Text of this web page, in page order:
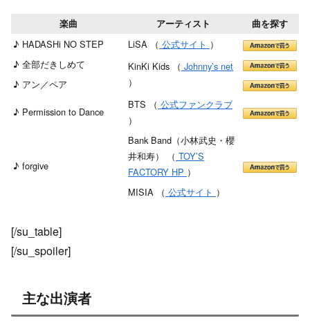
楽曲 アーティスト 曲を探す
♪ HADASHi NO STEP LiSA （ 公式サイト ）
♪ 全部だきしめて
KinKi Kids （ Johnny’s net
）
♪ アン／ペア
♪ Permission to Dance
BTS （ 公式ファンクラブ
）
♪ forgive
Bank Band（小林武史・櫻
井和寿） （ TOY’S
FACTORY HP ）
MISIA （ 公式サイト ）
[/su_table]
[/su_spoiler]
主な出演者